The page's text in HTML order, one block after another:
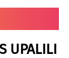
UPALILI